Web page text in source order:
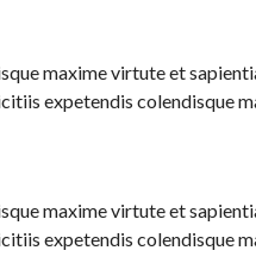
maxime virtute et
expetendis colendisque
maxime virtute et
expetendis colendisque